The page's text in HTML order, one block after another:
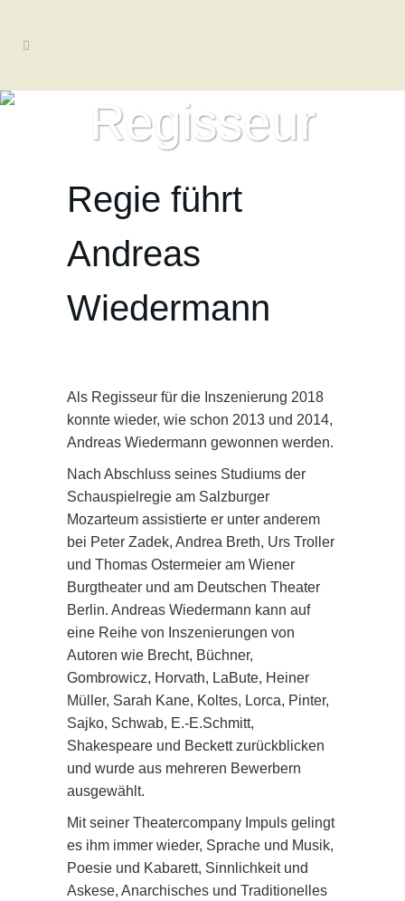
Regisseur
Regie führt
Andreas
Wiedermann
Als Regisseur für die Inszenierung 2018
konnte wieder, wie schon 2013 und 2014,
Andreas Wiedermann gewonnen werden.
Nach Abschluss seines Studiums der
Schauspielregie am Salzburger
Mozarteum assistierte er unter anderem
bei Peter Zadek, Andrea Breth, Urs Troller
und Thomas Ostermeier am Wiener
Burgtheater und am Deutschen Theater
Berlin. Andreas Wiedermann kann auf
eine Reihe von Inszenierungen von
Autoren wie Brecht, Büchner,
Gombrowicz, Horvath, LaBute, Heiner
Müller, Sarah Kane, Koltes, Lorca, Pinter,
Sajko, Schwab, E.-E.Schmitt,
Shakespeare und Beckett zurückblicken
und wurde aus mehreren Bewerbern
ausgewählt.
Mit seiner Theatercompany Impuls gelingt
es ihm immer wieder, Sprache und Musik,
Poesie und Kabarett, Sinnlichkeit und
Askese, Anarchisches und Traditionelles